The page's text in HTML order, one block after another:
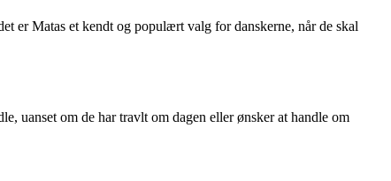
er Matas et kendt og populært valg for danskerne, når de skal
uanset om de har travlt om dagen eller ønsker at handle om